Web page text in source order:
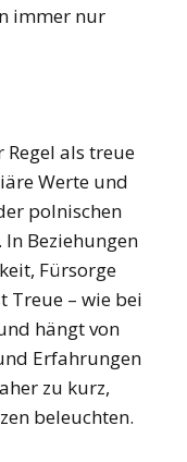
immer nur
Regel als treue
Werte und
polnischen
Beziehungen
Fürsorge
Treue – wie bei
hängt von
Erfahrungen
zu kurz,
beleuchten.